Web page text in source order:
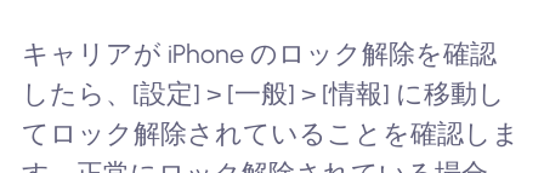
キャリアが iPhone のロック解除を確認
したら、[設定] > [一般] > [情報] に移動し
てロック解除されていることを確認しま